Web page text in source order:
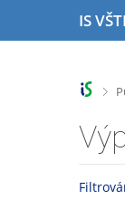
IS
>